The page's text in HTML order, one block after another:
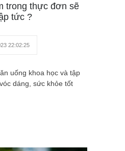
trong thực đơn sẽ
tức ?
22:02:25
uống khoa học và tập
dáng, sức khỏe tốt